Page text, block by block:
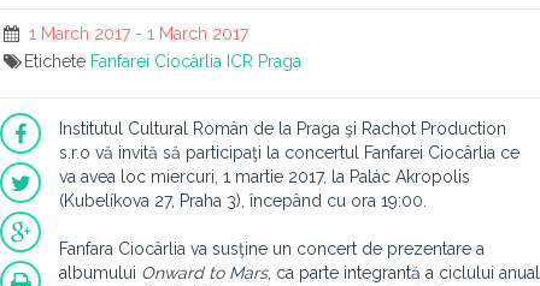
1 March 2017 - 1 March 2017
Etichete Fanfarei Ciocârlia ICR Praga
Institutul Cultural Român de la Praga şi Rachot Production
s.r.o vă invită să participaţi la concertul Fanfarei Ciocârlia ce
va avea loc miercuri, 1 martie 2017, la Palác Akropolis
(Kubelíkova 27, Praha 3), începând cu ora 19:00
Fanfara Ciocârlia va susţine un concert de prezentare a
albumului Onward to Mars, ca parte integrantă a ciclului anual